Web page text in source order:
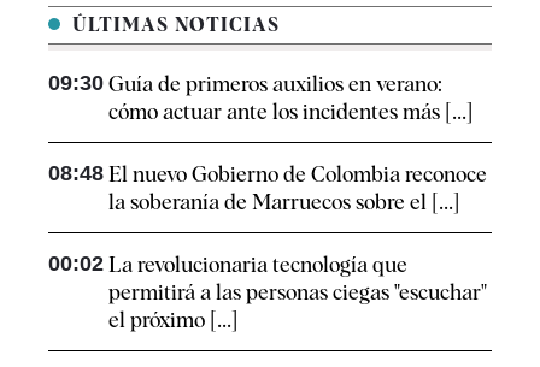
ÚLTIMAS NOTICIAS
09:30 Guía de primeros auxilios en verano:
cómo actuar ante los incidentes más [...]
08:48 El nuevo Gobierno de Colombia reconoce
la soberanía de Marruecos sobre el [...]
00:02 La revolucionaria tecnología que
permitirá a las personas ciegas "escuchar"
el próximo [...]